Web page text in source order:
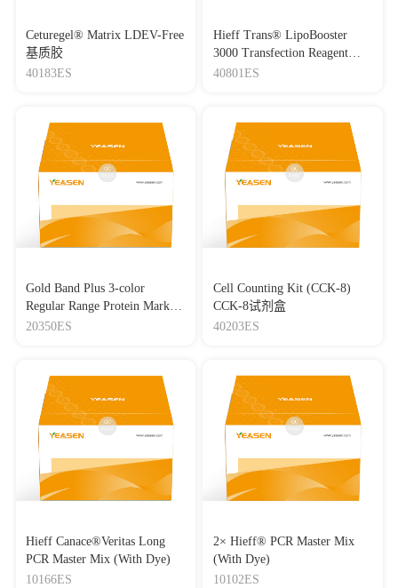
Ceturegel® Matrix LDEV-Free
基质胶
40183ES
Hieff Trans® LipoBooster
3000 Transfection Reagent
Lipo3000转染试剂
40801ES
Gold Band Plus 3-color
Regular Range Protein Marker
(8-180 kDa) 三色预染蛋白质
20350ES
Cell Counting Kit (CCK-8)
CCK-8试剂盒
40203ES
Hieff Canace®Veritas Long
PCR Master Mix (With Dye)
10166ES
2× Hieff® PCR Master Mix
(With Dye)
10102ES